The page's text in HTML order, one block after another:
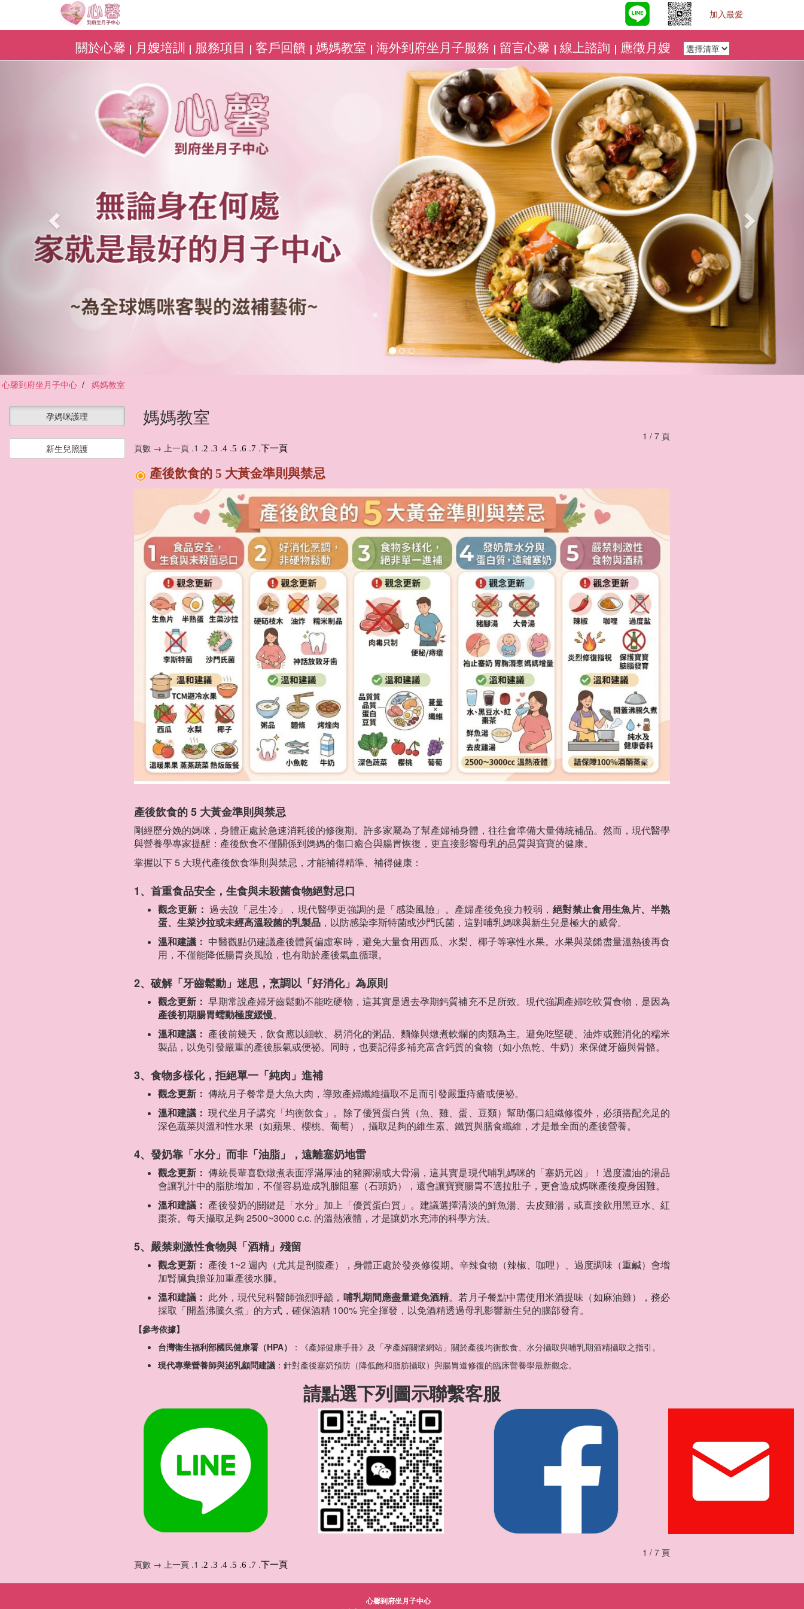
加入最愛
關於心馨 月嫂培訓 服務項目 客戶回饋 媽媽教室 海外到府坐月子服務 留言心馨 線上諮詢 應徵月嫂
心馨到府坐月子中心 媽媽教室
孕媽咪護理
新生兒照護
媽媽教室
1 / 7 頁
頁數 → 上一頁 .1 .2 .3 .4 .5 .6 .7 .下一頁
產後飲食的 5 大黃金準則與禁忌
產後飲食的 5 大黃金準則與禁忌
剛經歷分娩的媽咪，身體正處於急速消耗後的修復期。許多家屬為了幫產婦補身體，往往會準備大量傳統補品。然而，現代醫學
與營養學專家提醒：產後飲食不僅關係到媽媽的傷口癒合與腸胃恢復，更直接影響母乳的品質與寶寶的健康。
掌握以下 5 大現代產後飲食準則與禁忌，才能補得精準、補得健康：
1、首重食品安全，生食與未殺菌食物絕對忌口
觀念更新： 過去說「忌生冷」，現代醫學更強調的是「感染風險」。產婦產後免疫力較弱， 絕對禁止食用生魚片、半熟
蛋、生菜沙拉或未經高溫殺菌的乳製品 ，以防感染李斯特菌或沙門氏菌，這對哺乳媽咪與新生兒是極大的威脅。
溫和建議： 中醫觀點仍建議產後體質偏虛寒時，避免大量食用西瓜、水梨、椰子等寒性水果。水果與菜餚盡量溫熱後再食
用，不僅能降低腸胃炎風險，也有助於產後氣血循環。
2、破解「牙齒鬆動」迷思，烹調以「好消化」為原則
觀念更新： 早期常說產婦牙齒鬆動不能吃硬物，這其實是過去孕期鈣質補充不足所致。現代強調產婦吃軟質食物，是因為
產後初期腸胃蠕動極度緩慢。
溫和建議： 產後前幾天，飲食應以細軟、易消化的粥品、麵條與燉煮軟爛的肉類為主。避免吃堅硬、油炸或難消化的糯米
製品，以免引發嚴重的產後脹氣或便祕。同時，也要記得多補充富含鈣質的食物（如小魚乾、牛奶）來保健牙齒與骨骼。
3、食物多樣化，拒絕單一「純肉」進補
觀念更新： 傳統月子餐常是大魚大肉，導致產婦纖維攝取不足而引發嚴重痔瘡或便祕。
溫和建議： 現代坐月子講究「均衡飲食」。除了優質蛋白質（魚、雞、蛋、豆類）幫助傷口組織修復外，必須搭配充足的
深色蔬菜與溫和性水果（如蘋果、櫻桃、葡萄），攝取足夠的維生素、鐵質與膳食纖維，才是最全面的產後營養。
4、發奶靠「水分」而非「油脂」，遠離塞奶地雷
觀念更新： 傳統長輩喜歡燉煮表面浮滿厚油的豬腳湯或大骨湯，這其實是現代哺乳媽咪的「塞奶元凶」！過度濃油的湯品
會讓乳汁中的脂肪增加，不僅容易造成乳腺阻塞（石頭奶），還會讓寶寶腸胃不適拉肚子，更會造成媽咪產後瘦身困難。
溫和建議： 產後發奶的關鍵是「水分」加上「優質蛋白質」。建議選擇清淡的鮮魚湯、去皮雞湯，或直接飲用黑豆水、紅
棗茶。每天攝取足夠 2500~3000 c.c. 的溫熱液體，才是讓奶水充沛的科學方法。
5、嚴禁刺激性食物與「酒精」殘留
觀念更新： 產後 1~2 週內（尤其是剖腹產），身體正處於發炎修復期。辛辣食物（辣椒、咖哩）、過度調味（重鹹）會增
加腎臟負擔並加重產後水腫。
溫和建議： 此外，現代兒科醫師強烈呼籲， 哺乳期間應盡量避免酒精。若月子餐點中需使用米酒提味（如麻油雞），務必
採取「開蓋沸騰久煮」的方式，確保酒精 100% 完全揮發，以免酒精透過母乳影響新生兒的腦部發育。
【參考依據】
台灣衛生福利部國民健康署（HPA）
：《產婦健康手冊》及「孕產婦關懷網站」關於產後均衡飲食、水分攝取與哺乳期酒精攝取之指引。
現代專業營養師與泌乳顧問建議 ：針對產後塞奶預防（降低飽和脂肪攝取）與腸胃道修復的臨床營養學最新觀念。
請點選下列圖示聯繫客服
1 / 7 頁
頁數 → 上一頁 .1 .2 .3 .4 .5 .6 .7 .下一頁
心馨到府坐月子中心